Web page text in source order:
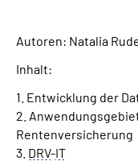
Language
Inhalte in
Autoren: Natalia
Inhalt:
1. Entwicklung der
2.
Rentenversicherung
3. DRV-IT